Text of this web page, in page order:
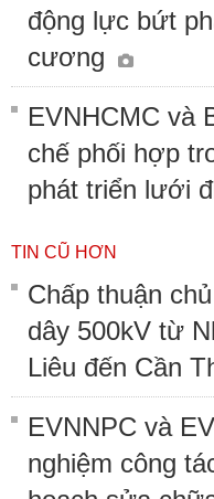
động lực bứt
cương
EVNHCMC và
chế phối hợp
phát triển lưới
TIN CŨ HƠN
Chấp thuận
dây 500kV từ
Liêu đến Cần
EVNNPC và
nghiệm công